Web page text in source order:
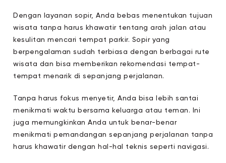
Dengan layanan sopir, Anda bebas menentukan tujuan
wisata tanpa harus khawatir tentang arah jalan atau
kesulitan mencari tempat parkir. Sopir yang
berpengalaman sudah terbiasa dengan berbagai rute
wisata dan bisa memberikan rekomendasi tempat-
tempat menarik di sepanjang perjalanan.
Tanpa harus fokus menyetir, Anda bisa lebih santai
menikmati waktu bersama keluarga atau teman. Ini
juga memungkinkan Anda untuk benar-benar
menikmati pemandangan sepanjang perjalanan tanpa
harus khawatir dengan hal-hal teknis seperti navigasi.